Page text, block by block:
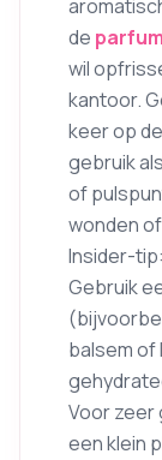
de parfum
wil
kantoor.
keer op
gebruik
of
wonden
Insider-
Gebruik
balsem of
Voor zeer
een klein